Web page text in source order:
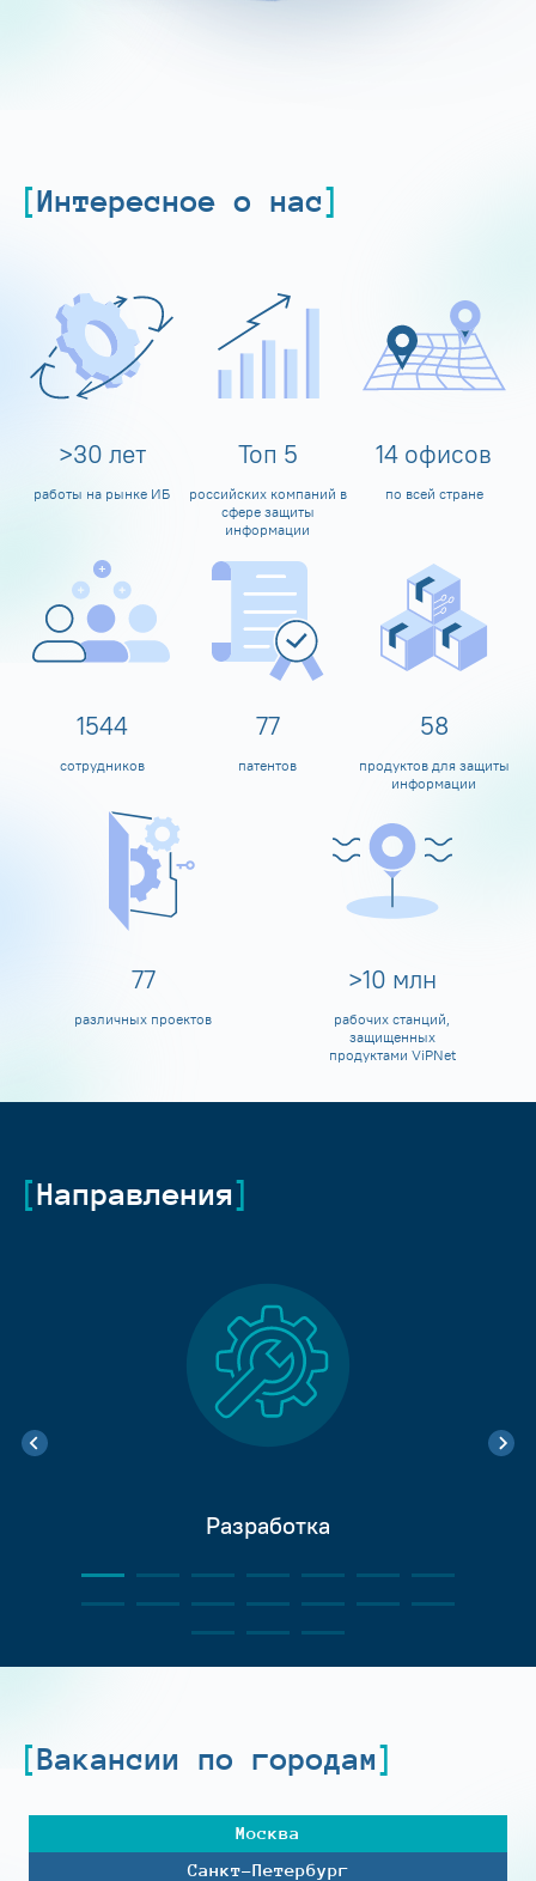
Интересное о нас
>30 лет
работы на рынке ИБ
Топ 5
российских компаний в
сфере защиты
информации
14 офисов
по всей стране
1600
сотрудников
80
патентов
60
продуктов для защиты
информации
80
различных проектов
>10 млн
рабочих станций,
защищенных
продуктами ViPNet
Направления
Разработка
Вакансии по городам
Москва
Санкт-Петербург